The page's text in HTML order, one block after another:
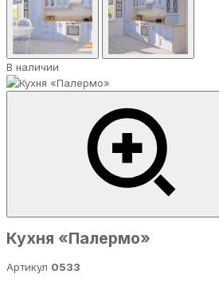
В наличии
Кухня «Палермо»
Артикул 0533